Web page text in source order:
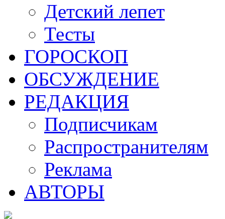
Детский лепет
Тесты
ГОРОСКОП
ОБСУЖДЕНИЕ
РЕДАКЦИЯ
Подписчикам
Распространителям
Реклама
АВТОРЫ